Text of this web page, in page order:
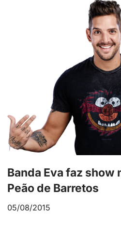
Banda Eva faz show
Peão de Barretos
05/08/2015